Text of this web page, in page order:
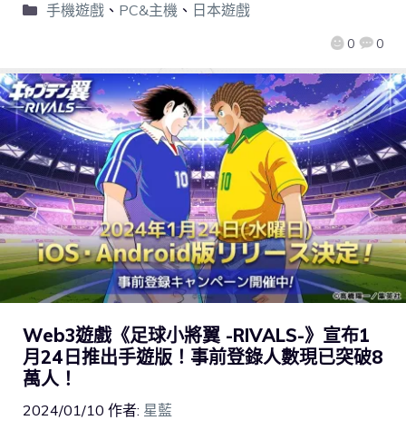
0 0
手機遊戲、 PC&主機、 日本遊戲
Web3遊戲《足球小將翼 -RIVALS-》宣布1
月24日推出手遊版！事前登錄人數現已突破8
萬人！
2024/01/10 作者: 星藍